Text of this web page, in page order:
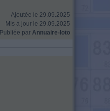
Ajoutée le 29.09.2025
Mis à jour le 29.09.2025
Publiée par Annuaire-loto